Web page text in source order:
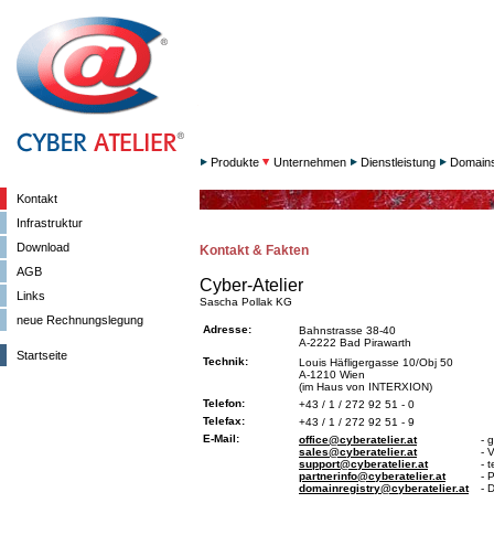
Kontakt
Infrastruktur
Download
AGB
Links
neue Rechnungslegung
Startseite
Produkte Unternehmen Dienstleistung
Kontakt & Fakten
Cyber-Atelier
Sascha Pollak KG
Adresse:
Bahnstrasse 38-40
A-2222 Bad Pirawarth
Technik:
Louis Häfligergasse 10/Obj 50
A-1210 Wien
(im Haus von INTERXION)
Telefon:
+43 / 1 / 272 92 51 - 0
Telefax:
+43 / 1 / 272 92 51 - 9
E-Mail:
office@cyberatelier.at
sales@cyberatelier.at
support@cyberatelier.at
partnerinfo@cyberatelier.at
domainregistry@cyberatelier.at
-
-
-
-
-